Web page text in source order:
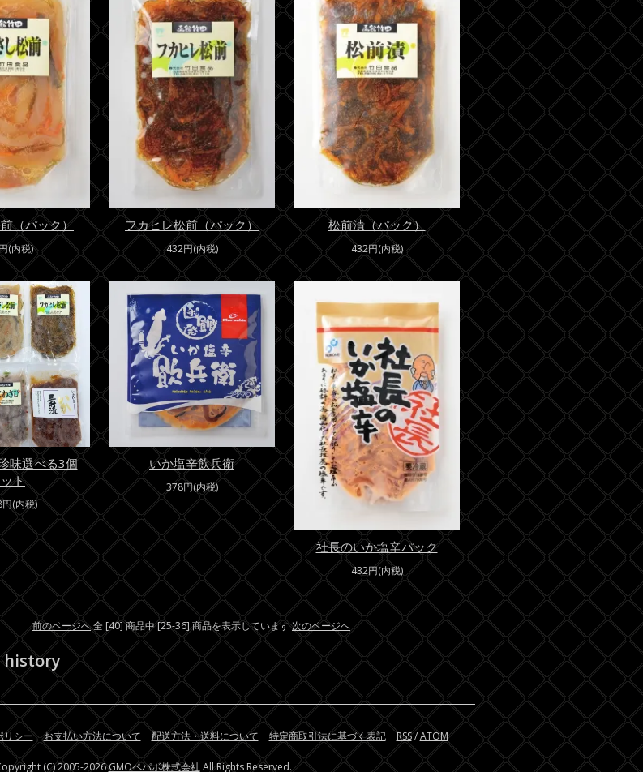
（パック）
(内税)
フカヒレ松前（パック）
432円(内税)
松前漬（パック）
432円(内税)
味選べる3個
ト
(内税)
いか塩辛飲兵衛
378円(内税)
社長のいか塩辛パック
432円(内税)
前のページへ全 [40] 商品中 [25-36] 商品を表示しています次のページへ
history
リシー お支払い方法について 配送方法・送料について 特定商取引法に基づく表記 RSS/ATOM
(C) 2005-2026GMOペパボ株式会社 All Rights Reserved.